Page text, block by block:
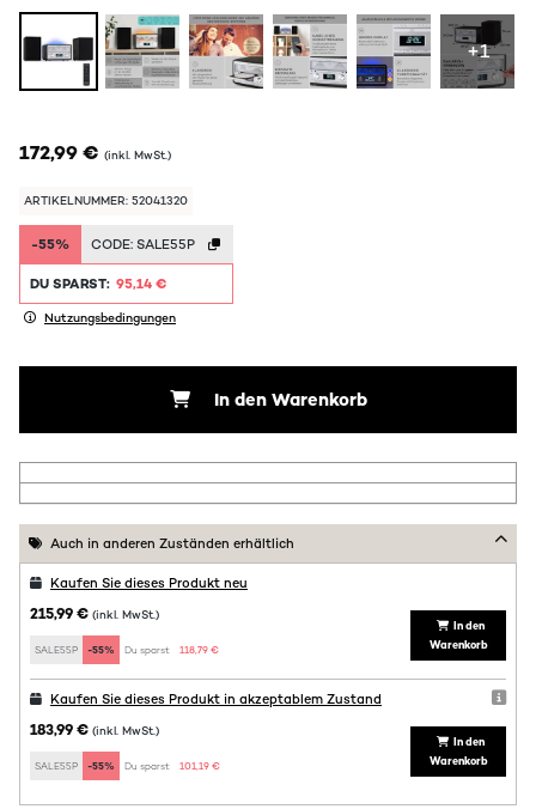
+1
172,99 € (inkl. MwSt.)
ARTIKELNUMMER: 52041320
-55% CODE: SALE55P
DU SPARST: 95,14 €
Nutzungsbedingungen
In den Warenkorb
Auch in anderen Zuständen erhältlich
Kaufen Sie dieses Produkt neu
215,99 € (inkl. MwSt.)
SALE55P -55% Du sparst: 118,79 €
In den
Warenkorb
Kaufen Sie dieses Produkt in akzeptablem Zustand
183,99 € (inkl. MwSt.)
SALE55P -55% Du sparst: 101,19 €
In den
Warenkorb